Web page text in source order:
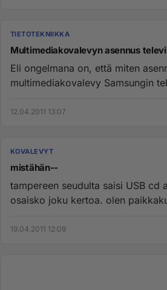
TIETOTEKNIIKKA
Multimediakovalevyn asennus
Eli ongelmana on, että miten
multimediakovalevy Samsungin
12.04.2011 13:07
KOVALEVYT
mistähän--
tampereen seudulta saisi USB cd
osaisko joku kertoa. olen
19.04.2011 12:09